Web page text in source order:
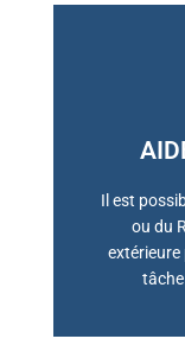
Il est
ou du